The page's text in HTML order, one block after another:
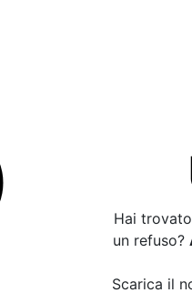
Hai
un refuso?
Scarica il